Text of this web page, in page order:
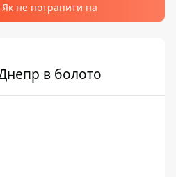
Як не потрапити на
в болото